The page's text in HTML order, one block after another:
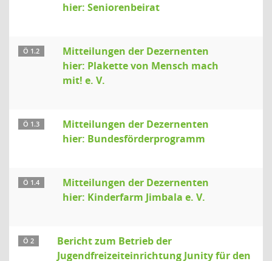
hier: Seniorenbeirat
Ö 1.2
Mitteilungen der Dezernenten
hier: Plakette von Mensch mach
mit! e. V.
Ö 1.3
Mitteilungen der Dezernenten
hier: Bundesförderprogramm
Ö 1.4
Mitteilungen der Dezernenten
hier: Kinderfarm Jimbala e. V.
Ö 2
Bericht zum Betrieb der
Jugendfreizeiteinrichtung Junity für den